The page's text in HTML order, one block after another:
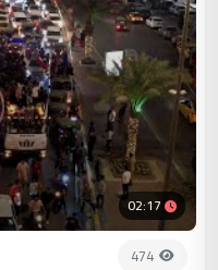
02:17
474